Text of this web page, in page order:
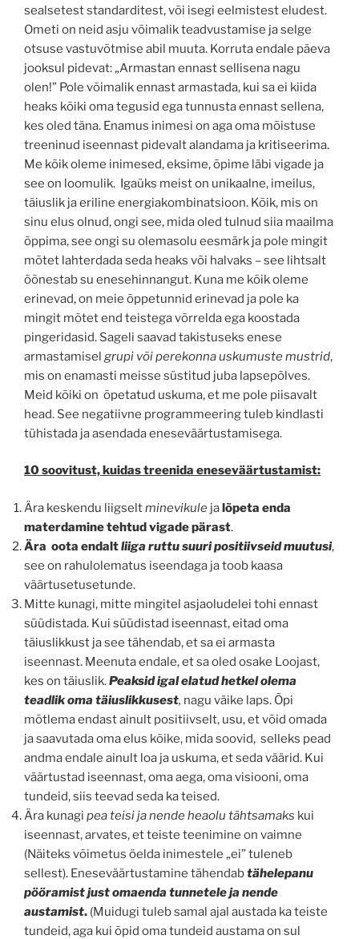
sealsetest standarditest, või isegi eelmistest eludest.
Ometi on neid asju võimalik teadvustamise ja selge
otsuse vastuvõtmise abil muuta. Korruta endale päeva
jooksul pidevat: „Armastan ennast sellisena nagu
olen!” Pole võimalik ennast armastada, kui sa ei kiida
heaks kõiki oma tegusid ega tunnusta ennast sellena,
kes oled täna. Enamus inimesi on aga oma mõistuse
treeninud iseennast pidevalt alandama ja kritiseerima.
Me kõik oleme inimesed, eksime, õpime läbi vigade ja
see on loomulik. Igaüks meist on unikaalne, imeilus,
täiuslik ja eriline energiakombinatsioon. Kõik, mis on
sinu elus olnud, ongi see, mida oled tulnud siia maailma
õppima, see ongi su olemasolu eesmärk ja pole mingit
mõtet lahterdada seda heaks või halvaks – see lihtsalt
õõnestab su enesehinnangut. Kuna me kõik oleme
erinevad, on meie õppetunnid erinevad ja pole ka
mingit mõtet end teistega võrrelda ega koostada
pingeridasid. Sageli saavad takistuseks enese
armastamisel grupi või perekonna uskumuste mustrid,
mis on enamasti meisse süstitud juba lapsepõlves.
Meid kõiki on õpetatud uskuma, et me pole piisavalt
head. See negatiivne programmeering tuleb kindlasti
tühistada ja asendada eneseväärtustamisega.
10 soovitust, kuidas treenida eneseväärtustamist:
Ära keskendu liigseltminevikule jalõpeta enda
materdamine tehtud vigade pärast.
Ära oota endaltliiga ruttu suuri positiivseid muutusi,
see on rahulolematus iseendaga ja toob kaasa
väärtusetusetunde.
Mitte kunagi, mitte mingitel asjaoludelei tohi ennast
süüdistada. Kui süüdistad iseennast, eitad oma
täiuslikkust ja see tähendab, et sa ei armasta
iseennast. Meenuta endale, et sa oled osake Loojast,
kes on täiuslik.Peaksid igal elatud hetkel olema
teadlik oma täiuslikkusest, nagu väike laps. Õpi
mõtlema endast ainult positiivselt, usu, et võid omada
ja saavutada oma elus kõike, mida soovid, selleks pead
andma endale ainult loa ja uskuma, et seda väärid. Kui
väärtustad iseennast, oma aega, oma visiooni, oma
tundeid, siis teevad seda ka teised.
Ära kunagi pea teisi ja nende heaolu tähtsamaks kui
iseennast, arvates, et teiste teenimine on vaimne
(Näiteks võimetus öelda inimestele „ei” tuleneb
sellest). Eneseväärtustamine tähendabtähelepanu
pööramist just omaenda tunnetele ja nende
austamist. (Muidugi tuleb samal ajal austada ka teiste
tundeid, aga kui õpid oma tundeid austama on sul